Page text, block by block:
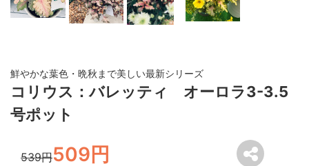
鮮やかな葉色・晩秋まで美しい最新シリーズ
コリウス：バレッティ オーロラ3-3.5
号ポット
539円509円